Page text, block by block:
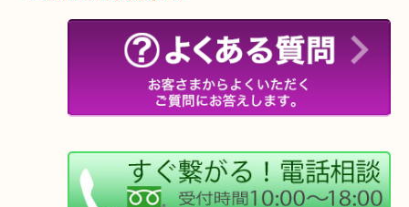
・ご来店前に確認しておきたい